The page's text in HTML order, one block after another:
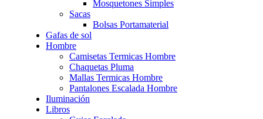
Mosquetones Simples
Sacas
Bolsas Portamaterial
Gafas de sol
Hombre
Camisetas Termicas Hombre
Chaquetas Pluma
Mallas Termicas Hombre
Pantalones Escalada Hombre
Iluminación
Libros